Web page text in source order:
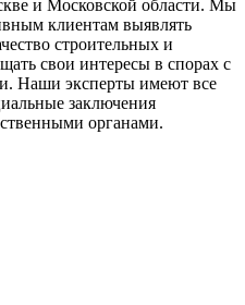
и Московской области. Мы
клиентам выявлять
строительных и
свои интересы в спорах с
Наши эксперты имеют все
заключения
органами.